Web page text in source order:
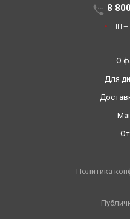
8
ПН —
О
Для
Политика